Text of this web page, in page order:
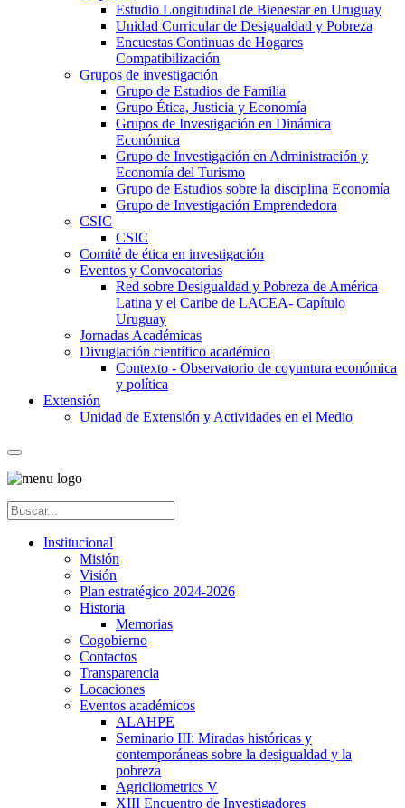
Estudio Longitudinal de Bienestar en Uruguay
Unidad Curricular de Desigualdad y Pobreza
Encuestas Continuas de Hogares
Compatibilización
Grupos de investigación
Grupo de Estudios de Familia
Grupo Ética, Justicia y Economía
Grupos de Investigación en Dinámica
Económica
Grupo de Investigación en Administración y
Economía del Turismo
Grupo de Estudios sobre la disciplina Economía
Grupo de Investigación Emprendedora
CSIC
CSIC
Comité de ética en investigación
Eventos y Convocatorias
Red sobre Desigualdad y Pobreza de América
Latina y el Caribe de LACEA- Capítulo
Uruguay
Jornadas Académicas
Divuglación científico académico
Contexto - Observatorio de coyuntura económica
y política
Extensión
Unidad de Extensión y Actividades en el Medio
Institucional
Misión
Visión
Plan estratégico 2024-2026
Historia
Memorias
Cogobierno
Contactos
Transparencia
Locaciones
Eventos académicos
ALAHPE
Seminario III: Miradas históricas y
contemporáneas sobre la desigualdad y la
pobreza
Agricliometrics V
XIII Encuentro de Investigadores